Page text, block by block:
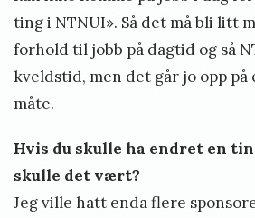
ting i NTNUI». Så det må bli litt
forhold til jobb på dagtid og så
kveldstid, men det går jo opp på
måte.
Hvis du skulle ha endret en
skulle det vært?
Jeg ville hatt enda flere